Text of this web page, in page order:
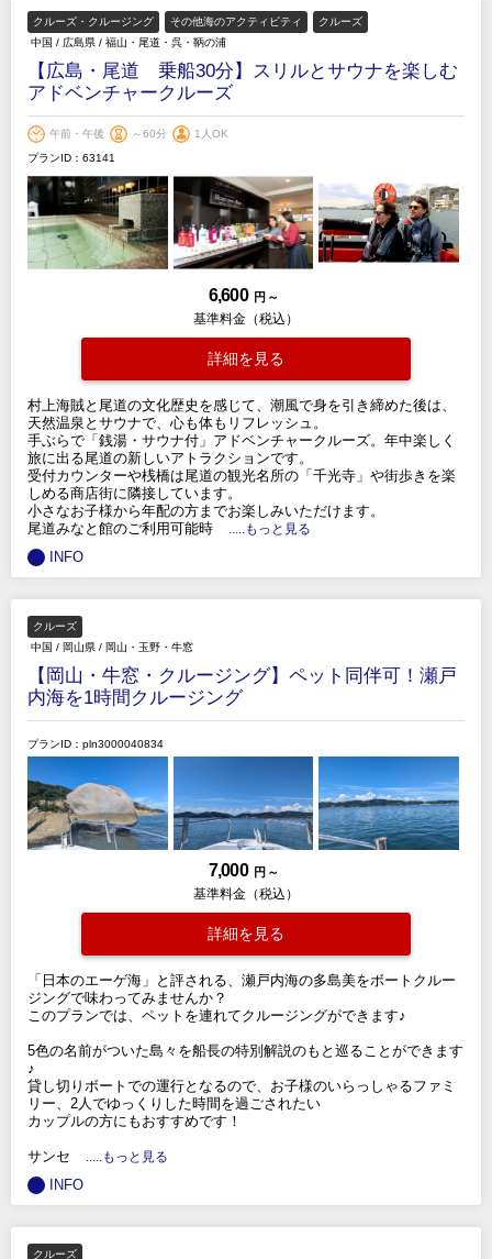
クルーズ・クルージング その他海のアクティビティ
クルーズ
中国 / 広島県 / 福山・尾道・呉・鞆の浦
【広島・尾道 乗船30分】スリルとサウナを楽しむ
アドベンチャークルーズ
午前・午後 ～60分
1人OK
プランID：63141
6,600 円 ～
基準料金（税込）
詳細を見る
村上海賊と尾道の文化歴史を感じて、潮風で身を引き締めた後は、
天然温泉とサウナで、心も体もリフレッシュ。
手ぶらで「銭湯・サウナ付」アドベンチャークルーズ。年中楽しく
旅に出る尾道の新しいアトラクションです。
受付カウンターや桟橋は尾道の観光名所の「千光寺」や街歩きを楽
しめる商店街に隣接しています。
小さなお子様から年配の方までお楽しみいただけます。
尾道みなと館のご利用可能時
.....もっと見る
INFO
クルーズ
中国 / 岡山県 / 岡山・玉野・牛窓
【岡山・牛窓・クルージング】ペット同伴可！瀬戸
内海を1時間クルージング
プランID：pln3000040834
7,000 円 ～
基準料金（税込）
詳細を見る
「日本のエーゲ海」と評される、瀬戸内海の多島美をボートクルー
ジングで味わってみませんか？
このプランでは、ペットを連れてクルージングができます♪
5色の名前がついた島々を船長の特別解説のもと巡ることができます
♪
貸し切りボートでの運行となるので、お子様のいらっしゃるファミ
リー、2人でゆっくりした時間を過ごされたい
カップルの方にもおすすめです！
サンセ .....もっと見る
INFO
クルーズ